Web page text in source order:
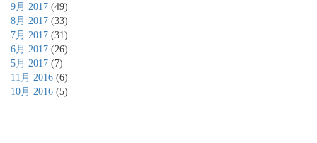
9月 2017 (49)
8月 2017 (33)
7月 2017 (31)
6月 2017 (26)
5月 2017 (7)
11月 2016 (6)
10月 2016 (5)